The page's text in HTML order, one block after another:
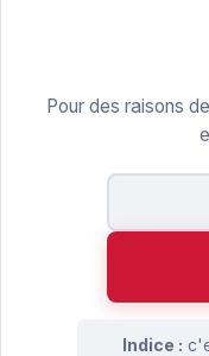
Pour des raisons
Indice :